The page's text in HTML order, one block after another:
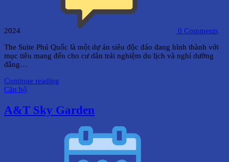
2024 0 Comments
The Suite Phú Quốc là một dự án siêu độc đáo đang hình thành với
mục tiêu mang đến cho cư dân trải nghiệm du lịch và nghỉ dưỡng
đẳng…
Continue reading
Căn hộ
A&T Sky Garden